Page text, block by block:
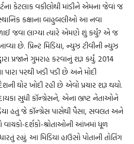
કેટલાક વકીલોથી માંડીને એમના જેવાં જ
કક્ષાના બાહુબલીઓ આ નવા
જવા લાગ્યા ત્યારે એમણે શું કર્યું? એ જ
છે. પ્રિન્ટ મિડિયા, ન્યુઝ ટીવીની ન્યુઝ
પ્રજાને ગુમરાહ કરવાનું શરૂ કર્યું. 2014
પારા પરથી ખડી પડી છે અને મોદી
ઘોર ખોદી રહી છે એવો પ્રચાર શરૂ થયો.
સુધી કૉન્ગ્રેસને, એના ભ્રષ્ટ નેતાઓને
હતું જે કૉન્ગ્રેસ પાસેથી પૈસા, સવલત અને
વાચકો-દર્શકો-શ્રોતાઓની આંખમાં ધૂળ
રહ્યું. આ મિડિયા હાઉસો પોતાની તોતિંગ